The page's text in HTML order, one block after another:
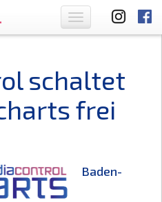
Toggle
navigation
schaltet
frei
Baden-